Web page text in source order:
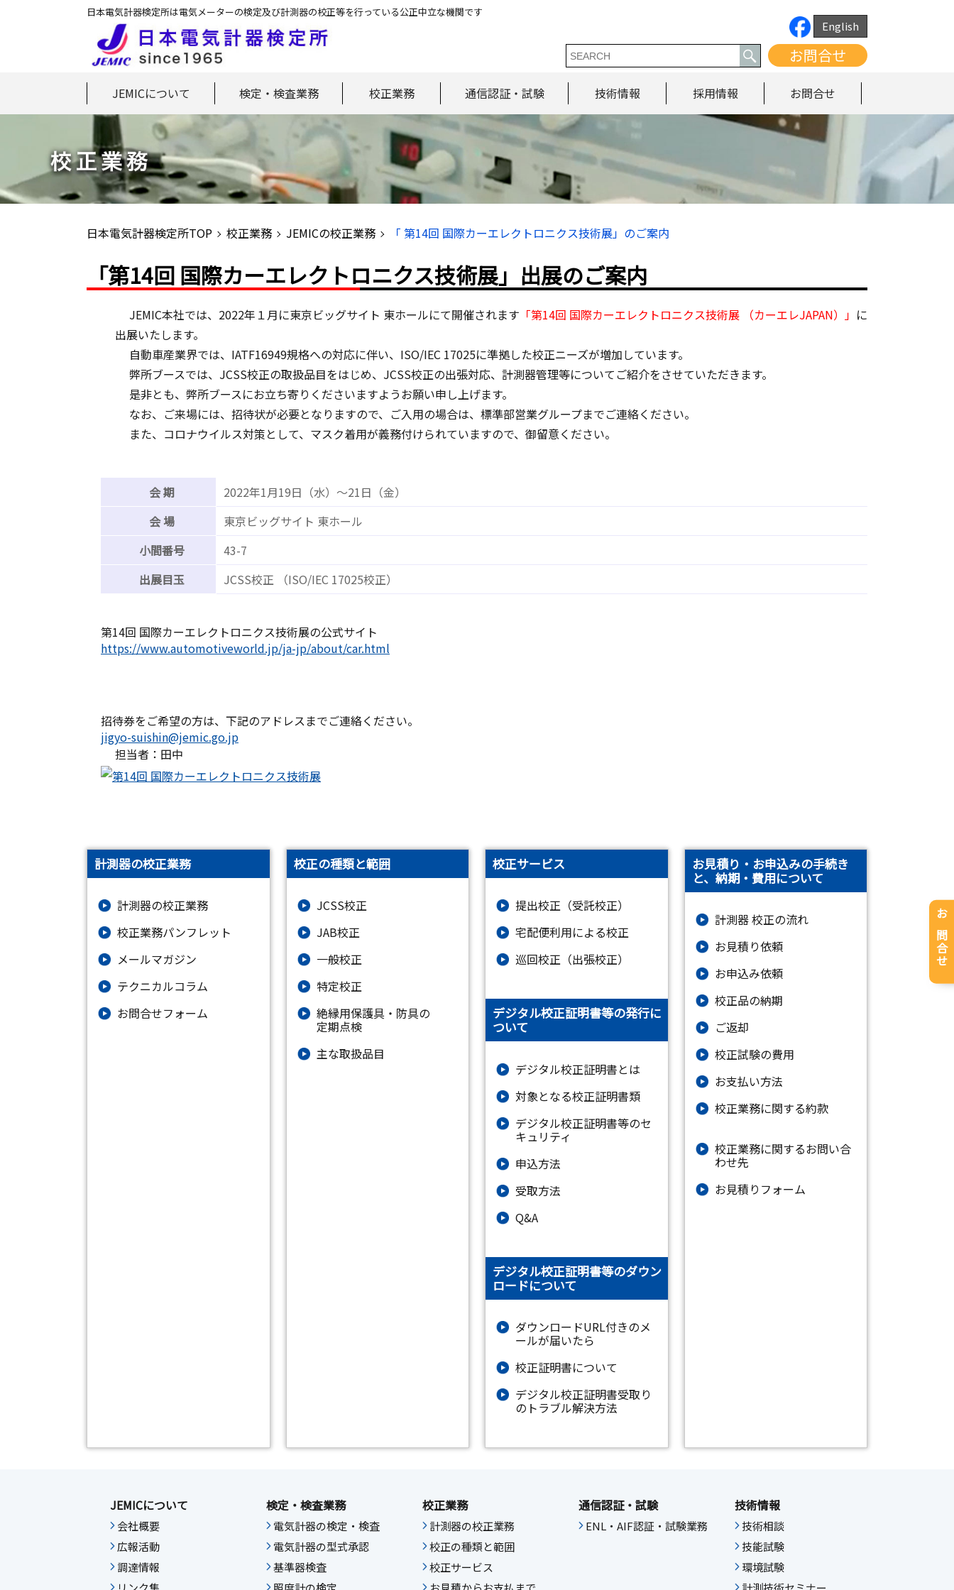
日本電気計器検定所は電気メーターの検定及び計測器の校正等を行っている公正中立な機関です
English
お問合せ
JEMICについて 検定・検査業務 校正業務 通信認証・試験 技術情報 採用情報 お問合せ
日本電気計器検定所TOP 校正業務 JEMICの校正業務 「 第14回 国際カーエレクトロニクス技術展」のご案内
「第14回 国際カーエレクトロニクス技術展」出展のご案内
JEMIC本社では、2022年１月に東京ビッグサイト 東ホールにて開催されます 「第14回 国際カーエレクトロニクス技術展 （カーエレJAPAN）」 に
出展いたします。
自動車産業界では、IATF16949規格への対応に伴い、ISO/IEC 17025に準拠した校正ニーズが増加しています。
弊所ブースでは、JCSS校正の取扱品目をはじめ、JCSS校正の出張対応、計測器管理等についてご紹介をさせていただきます。
是非とも、弊所ブースにお立ち寄りくださいますようお願い申し上げます。
なお、ご来場には、招待状が必要となりますので、ご入用の場合は、標準部営業グループまでご連絡ください。
また、コロナウイルス対策として、マスク着用が義務付けられていますので、御留意ください。
会 期
2022年1月19日（水）～21日（金）
会 場
東京ビッグサイト 東ホール
小間番号
43-7
出展目玉
JCSS校正 （ISO/IEC 17025校正）
第14回 国際カーエレクトロニクス技術展の公式サイト
https://www.automotiveworld.jp/ja-jp/about/car.html
招待券をご希望の方は、下記のアドレスまでご連絡ください。
jigyo-suishin@jemic.go.jp
担当者：田中
計測器の校正業務
計測器の校正業務
校正業務パンフレット
メールマガジン
テクニカルコラム
お問合せフォーム
校正の種類と範囲
JCSS校正
JAB校正
一般校正
特定校正
絶縁⽤保護具・防具の
定期点検
主な取扱品目
校正サービス
提出校正（受託校正）
宅配便利用による校正
巡回校正（出張校正）
デジタル校正証明書等の発行に
ついて
デジタル校正証明書とは
対象となる校正証明書類
デジタル校正証明書等のセ
キュリティ
申込方法
受取方法
Q&A
デジタル校正証明書等のダウン
ロードについて
ダウンロードURL付きのメ
ールが届いたら
校正証明書について
デジタル校正証明書受取り
のトラブル解決方法
お見積り・お申込みの手続き
と、納期・費用について
計測器 校正の流れ
お見積り依頼
お申込み依頼
校正品の納期
ご返却
校正試験の費用
お支払い方法
校正業務に関する約款
校正業務に関するお問い合
わせ先
お⾒積りフォーム
お問合せ
JEMICについて
会社概要
広報活動
調達情報
検定・検査業務
電気計器の検定・検査
電気計器の型式承認
基準器検査
校正業務
計測器の校正業務
校正の種類と範囲
校正サービス
通信認証・試験
ENL・AIF認証・試験業務
技術情報
技術相談
技能試験
環境試験